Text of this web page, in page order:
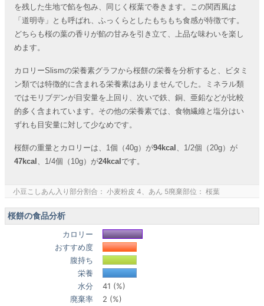
を残した生地で餡を包み、同じく桜葉で巻きます。この関西風は
「道明寺」とも呼ばれ、ふっくらとしたもちもち食感が特徴です。
どちらも桜の葉の香りが餡の甘みを引き立て、上品な味わいを楽し
めます。
カロリーSlismの栄養素グラフから桜餅の栄養を分析すると、ビタミ
ン類では特徴的に含まれる栄養素はありませんでした。ミネラル類
ではモリブデンが目安量を上回り、次いで鉄、銅、亜鉛などが比較
的多く含まれています。その他の栄養素では、食物繊維と塩分はい
ずれも目安量に対して少なめです。
桜餅の重量とカロリーは、1個（40g）が94kcal 、1/2個（20g）が
47kcal 、1/4個（10g）が24kcal です。
小豆こしあん入り部分割合： 小麦粉皮 4、あん 5廃棄部位： 桜葉
桜餅の食品分析
カロリー
おすすめ度
腹持ち
栄養
水分
41 (%)
廃棄率
2 (%)